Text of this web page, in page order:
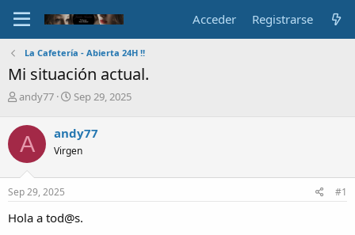
Acceder Registrarse
La Cafetería - Abierta 24H !!
Mi situación actual.
A
t
o
r
andy77
F
h
a
e
i
Sep 29, 2025
A andy77
Virgen
Sep 29, 2025 #1
Hola a tod@s.